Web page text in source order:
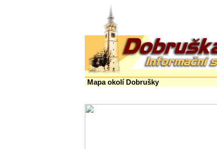
Mapa okolí Dobrušky